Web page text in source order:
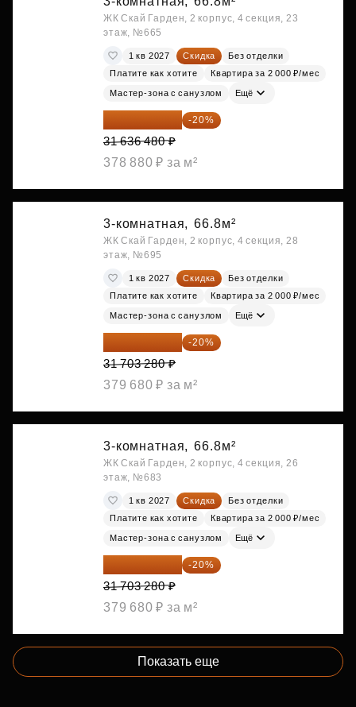
ЖК Скай Гарден, 2 корпус, 4 секция, 23
этаж, №665
1 кв 2027 Скидка
Без отделки
Платите как хотите
Квартира за 2 000 ₽/мес
Мастер-зона с санузлом Ещё
25 309 184 ₽ -20%
31 636 480 ₽
378 880 ₽ за м²
3-комнатная, 66.8м²
ЖК Скай Гарден, 2 корпус, 4 секция, 28
этаж, №695
1 кв 2027 Скидка
Без отделки
Платите как хотите
Квартира за 2 000 ₽/мес
Мастер-зона с санузлом Ещё
25 362 624 ₽ -20%
31 703 280 ₽
379 680 ₽ за м²
3-комнатная, 66.8м²
ЖК Скай Гарден, 2 корпус, 4 секция, 26
этаж, №683
1 кв 2027 Скидка
Без отделки
Платите как хотите
Квартира за 2 000 ₽/мес
Мастер-зона с санузлом Ещё
25 362 624 ₽ -20%
31 703 280 ₽
379 680 ₽ за м²
Показать еще